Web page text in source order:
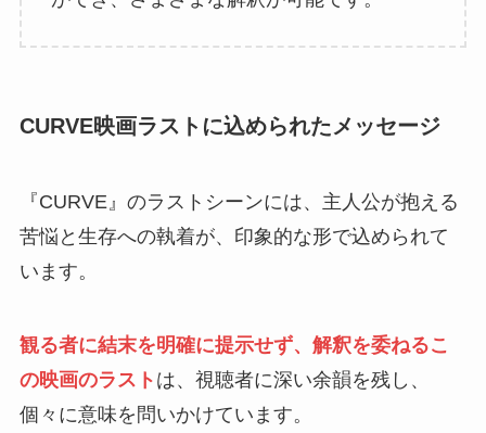
CURVE映画ラストに込められたメッセージ
『CURVE』のラストシーンには、主人公が抱える
苦悩と生存への執着が、印象的な形で込められて
います。
観る者に結末を明確に提示せず、解釈を委ねるこ
の映画のラスト は、視聴者に深い余韻を残し、
個々に意味を問いかけています。